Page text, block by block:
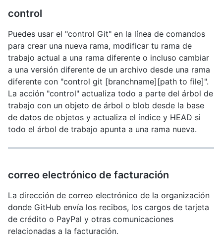
control
Puedes usar el "control Git" en la línea de comandos
para crear una nueva rama, modificar tu rama de
trabajo actual a una rama diferente o incluso cambiar
a una versión diferente de un archivo desde una rama
diferente con "control git [branchname][path to file]".
La acción "control" actualiza todo a parte del árbol de
trabajo con un objeto de árbol o blob desde la base
de datos de objetos y actualiza el índice y HEAD si
todo el árbol de trabajo apunta a una rama nueva.
correo electrónico de facturación
La dirección de correo electrónico de la organización
donde GitHub envía los recibos, los cargos de tarjeta
de crédito o PayPal y otras comunicaciones
relacionadas a la facturación.